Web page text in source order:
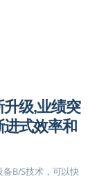
级,业绩突
式效率和
备B/S技术，可以快